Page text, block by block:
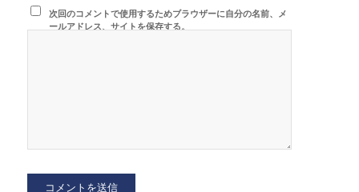
次回のコメントで使用するためブラウザーに自分の名前、メ
ールアドレス、サイトを保存する。